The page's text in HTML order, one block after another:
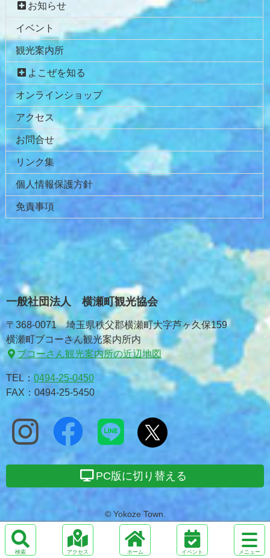
文
先
戻
へ
る
お知らせ
イベント
観光案内所
よこぜを知る
オンラインショップ
アクセス
お問合せ
リンク集
個人情報保護方針
免責事項
一般社団法人 横瀬町観光協会
〒368-0071 埼玉県秩父郡横瀬町大字芦ヶ久保159
横瀬町ブコーさん観光案内所内
ブコーさん観光案内所の近辺地図
TEL： 0494-25-0450
FAX：0494-25-5450
PC版に切り替える
© Yokoze Town.
検 ア ホ メ
サ
イ